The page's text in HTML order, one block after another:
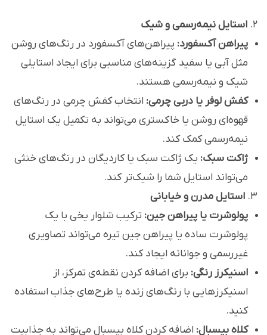
۲. استایل نیمه‌رسمی و شیک
پیراهن آکسفورد: پیراهن‌های آکسفورد در رنگ‌های روشن
مثل آبی یا سفید گزینه‌های مناسبی برای ایجاد استایلی
شیک و نیمه‌رسمی هستند.
کفش لوفر یا دربی چرمی: انتخاب کفش چرمی در رنگ‌های
قهوه‌ای روشن یا خاکستری می‌تواند به تکمیل یک استایل
نیمه‌رسمی کمک کند.
ژاکت سبک: یک ژاکت سبک یا کاردیگان در رنگ‌های خنثی
می‌تواند استایل شما را شیک‌تر کند.
۳. استایل مدرن و خیابانی
پولوشرت یا پیراهن جین: ترکیب شلوار یخی با یک
پولوشرت ساده یا پیراهن جین تیره می‌تواند تصاویری
غیررسمی و جوانانه ایجاد کند.
اسنیکرز رنگی: برای اضافه کردن نقطه‌ی تمرکز، از
اسنیکرزهایی با رنگ‌های زنده یا طرح‌های جذاب استفاده
کنید.
کلاه بیسبال: اضافه کردن کلاه بیسبال می‌تواند به جذابیت